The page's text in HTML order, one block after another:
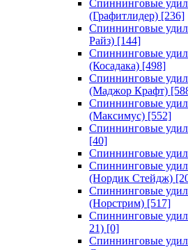
Спиннинговые
(Графитлидер) [236]
Спиннинговые
Райз) [144]
Спиннинговые
(Косадака) [498]
Спиннинговые
(Маджор Крафт)
Спиннинговые
(Максимус) [552]
Спиннинговые
[40]
Спиннинговые
Спиннинговые
(Нордик Стейдж)
Спиннинговые
(Норстрим) [517]
Спиннинговые
21) [0]
Спиннинговые